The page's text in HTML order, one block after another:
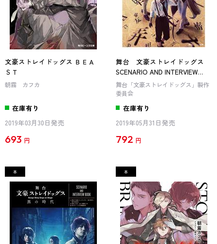
文豪ストレイドッグス ＢＥＡ
ＳＴ
朝霧 カフカ
在庫有り
2019年03月30日発売
693 円
舞台 文豪ストレイドッグス
SCENARIO AND INTERVIEW
BOOK
舞台「文豪ストレイドッグス」製作
委員会
在庫有り
2019年05月31日発売
792 円